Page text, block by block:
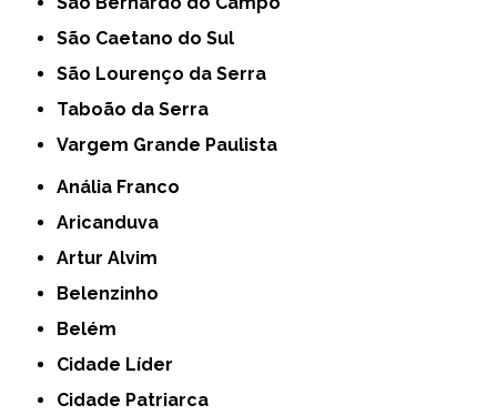
São Caetano do Sul
São Lourenço da Serra
Taboão da Serra
Vargem Grande Paulista
Anália Franco
Aricanduva
Artur Alvim
Belenzinho
Belém
Cidade Líder
Cidade Patriarca